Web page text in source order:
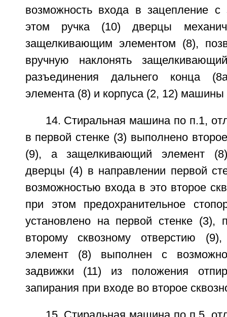
возможность входа в зацепление с
этом ручка (10) дверцы
защелкивающим элементом (8),
вручную наклонять
разъединения дальнего конца
элемента (8) и корпуса (2, 12) машины
14. Стиральная машина по п.1,
в первой стенке (3) выполнено
(9), а защелкивающий элемент
дверцы (4) в направлении первой
возможностью входа в это второе
при этом предохранительное
установлено на первой стенке (3),
второму сквозному отверстию
элемент (8) выполнен с
задвижки (11) из положения
запирания при входе во второе